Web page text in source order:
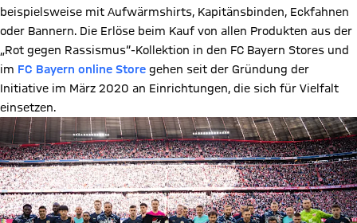
beispielsweise mit Aufwärmshirts, Kapitänsbinden, Eckfahnen
oder Bannern. Die Erlöse beim Kauf von allen Produkten aus der
„Rot gegen Rassismus“-Kollektion in den FC Bayern Stores und
im FC Bayern online Store gehen seit der Gründung der
Initiative im März 2020 an Einrichtungen, die sich für Vielfalt
einsetzen.